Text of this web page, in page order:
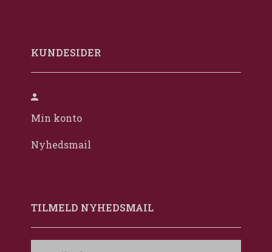
KUNDESIDER
Min konto
Nyhedsmail
TILMELD NYHEDSMAIL